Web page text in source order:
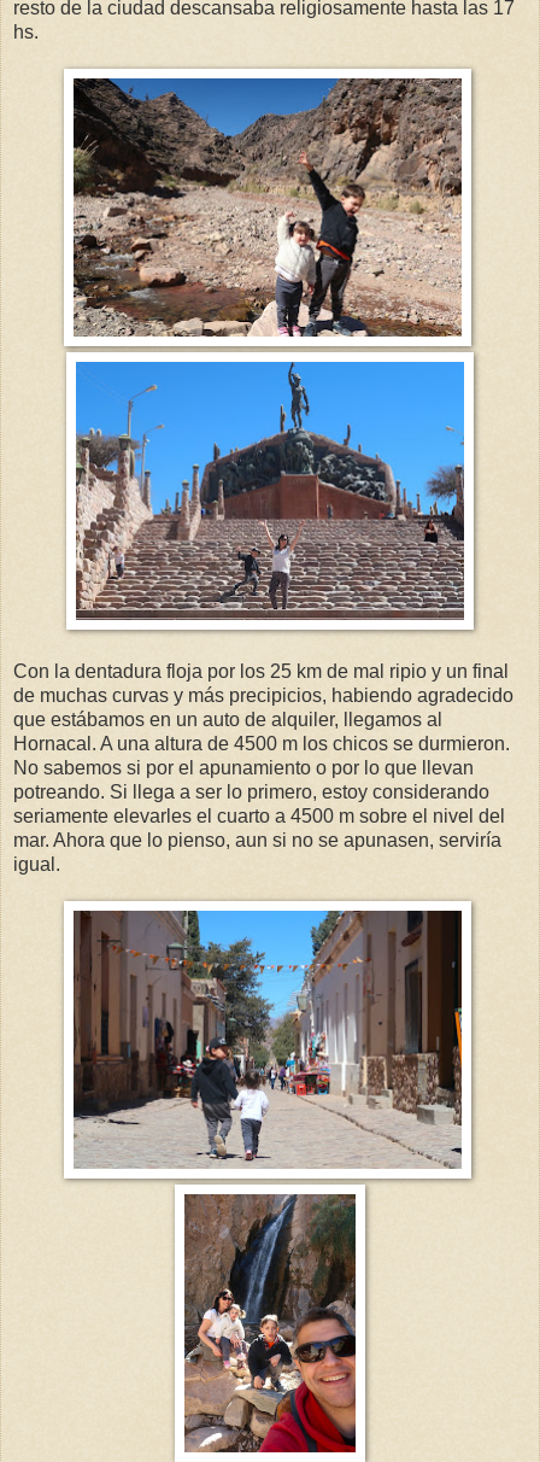
resto de la ciudad descansaba religiosamente hasta las 17
hs.
Con la dentadura floja por los 25 km de mal ripio y un final
de muchas curvas y más precipicios, habiendo agradecido
que estábamos en un auto de alquiler, llegamos al
Hornacal. A una altura de 4500 m los chicos se durmieron.
No sabemos si por el apunamiento o por lo que llevan
potreando. Si llega a ser lo primero, estoy considerando
seriamente elevarles el cuarto a 4500 m sobre el nivel del
mar. Ahora que lo pienso, aun si no se apunasen, serviría
igual.